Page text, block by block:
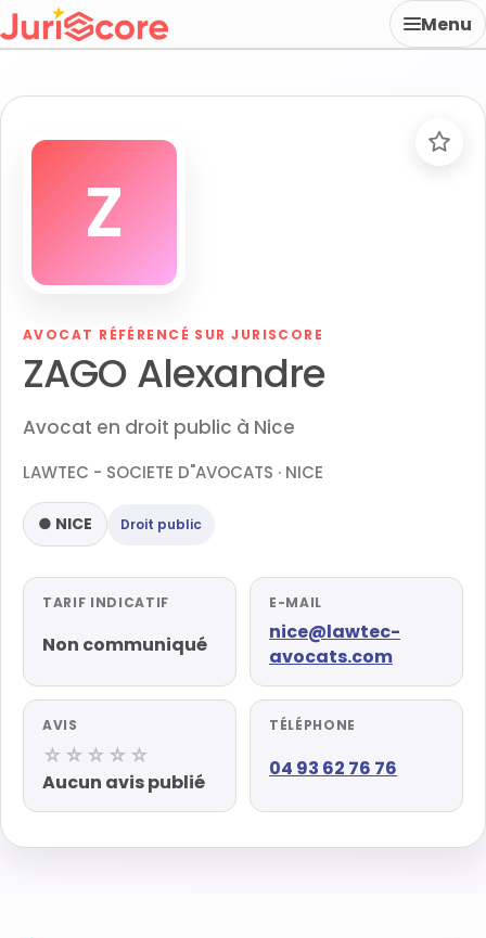
Menu
Z
AVOCAT RÉFÉRENCÉ SUR JURISCORE
ZAGO Alexandre
Avocat en droit public à Nice
LAWTEC - SOCIETE D"AVOCATS · NICE
● NICE Droit public
TARIF INDICATIF
Non communiqué
E-MAIL
nice@lawtec-
avocats.com
AVIS
☆☆☆☆☆
Aucun avis publié
TÉLÉPHONE
04 93 62 76 76